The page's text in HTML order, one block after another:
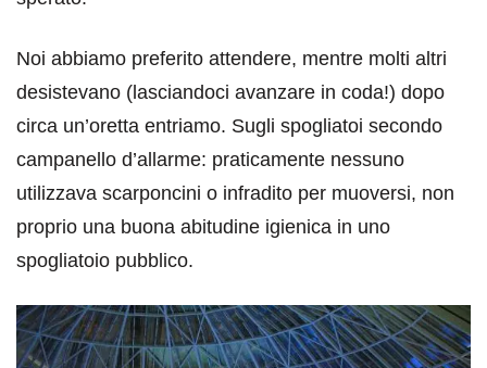
Noi abbiamo preferito attendere, mentre molti altri
desistevano (lasciandoci avanzare in coda!) dopo
circa un’oretta entriamo. Sugli spogliatoi secondo
campanello d’allarme: praticamente nessuno
utilizzava scarponcini o infradito per muoversi, non
proprio una buona abitudine igienica in uno
spogliatoio pubblico.